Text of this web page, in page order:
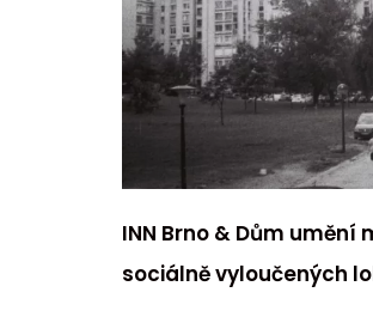
INN Brno & Dům
sociálně vyloučených